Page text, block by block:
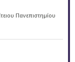
Πανεπιστημίου